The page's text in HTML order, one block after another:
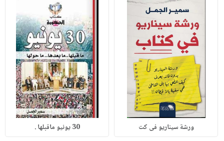
ورشة سيناريو فى كت 30 يونيو ماقبلها .